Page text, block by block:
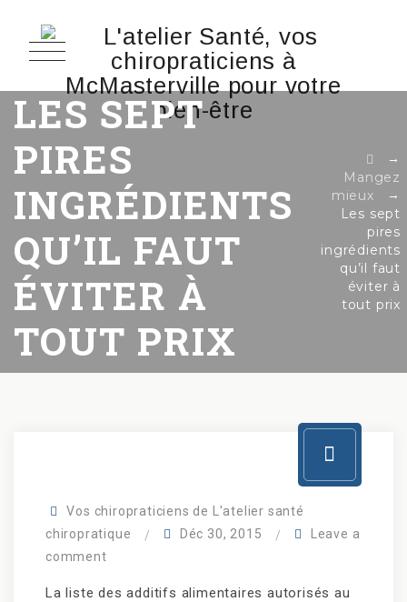
LES SEPT
PIRES
INGRÉDIENTS
QU’IL FAUT
ÉVITER À
TOUT PRIX
→
Mangez
mieux →
Les sept
pires
ingrédients
qu’il faut
éviter à
tout prix
Vos chiropraticiens de L'atelier santé
chiropratique
Déc 30, 2015
Leave a
comment
La liste des additifs alimentaires autorisés au